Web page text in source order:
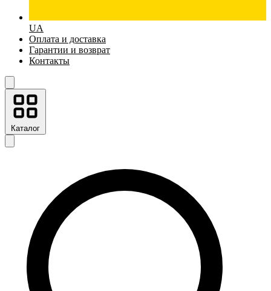
UA
Оплата и доставка
Гарантии и возврат
Контакты
Каталог